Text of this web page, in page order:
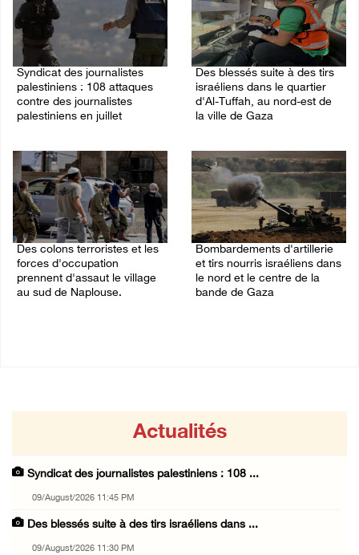
Syndicat des journalistes
palestiniens : 108 attaques
contre des journalistes
palestiniens en juillet
Des blessés suite à des tirs
israéliens dans le quartier
d'Al-Tuffah, au nord-est de
la ville de Gaza
Des colons terroristes et les
forces d'occupation
prennent d'assaut le village
au sud de Naplouse.
Bombardements d'artillerie
et tirs nourris israéliens dans
le nord et le centre de la
bande de Gaza
Actualités
Syndicat des journalistes palestiniens : 108 ...
09/August/2026 11:45 PM
Des blessés suite à des tirs israéliens dans ...
09/August/2026 11:30 PM